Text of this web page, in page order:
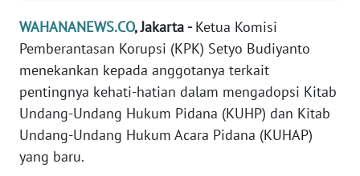
WAHANANEWS.CO, Jakarta -Ketua Komisi
Pemberantasan Korupsi (KPK) Setyo Budiyanto
menekankan kepada anggotanya terkait
pentingnya kehati-hatian dalam mengadopsi Kitab
Undang-Undang Hukum Pidana (KUHP) dan Kitab
Undang-Undang Hukum Acara Pidana (KUHAP)
yang baru.
EDITORIAL
Informasi
INDEKS
KONTAK